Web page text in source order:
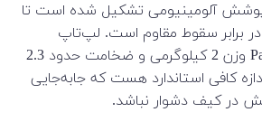
پوشش آلومینیومی تشکیل شده است تا
برابر سقوط مقاوم است. لپ‌تاپ
Pavilion Gaming 15-ec1 وزن 2 کیلوگرمی و ضخامت حدود 2.3
کافی استاندارد هست که جابه‌جایی
در کیف دشوار نباشد.